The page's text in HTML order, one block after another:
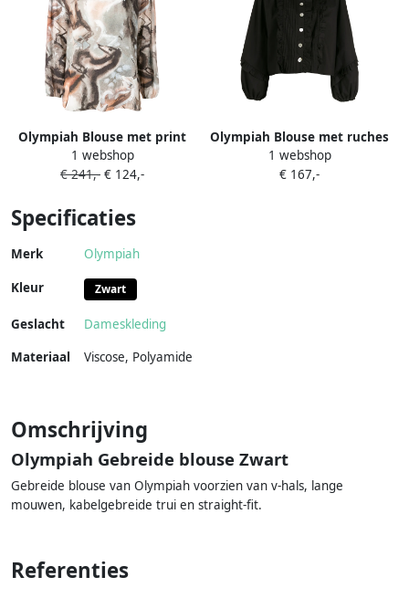
Olympiah Blouse met print
Veelkleurig
1 webshop
€ 241,- € 124,-
Olympiah Blouse met ruches
Zwart
1 webshop
€ 167,-
Specificaties
Merk Olympiah
Kleur Zwart
Geslacht
Dameskleding
Materiaal
Viscose, Polyamide
Omschrijving
Olympiah Gebreide blouse Zwart
Gebreide blouse van Olympiah voorzien van v-hals, lange
mouwen, kabelgebreide trui en straight-fit.
Referenties